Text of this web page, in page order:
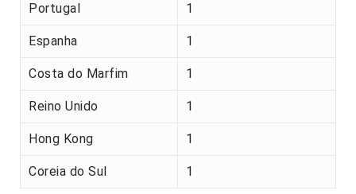
Portugal 1
Espanha 1
Costa do Marfim 1
Reino Unido 1
Hong Kong 1
Coreia do Sul 1